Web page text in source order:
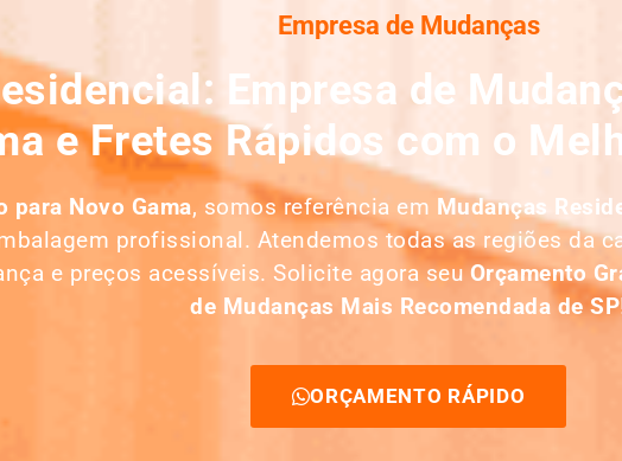
Empresa de Mudanças
Empresa de
e Fretes Rápidos com o
para Novo Gama, somos referência em Mudanças
profissional. Atendemos todas as regiões da
e preços acessíveis. Solicite agora seuOrçamento
de Mudanças Mais Recomendada de SP
ORÇAMENTO RÁPIDO